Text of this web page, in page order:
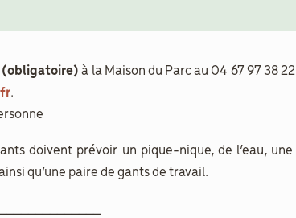
à la Maison du Parc au 04 67 97 38
.
doivent prévoir un pique-nique, de l’eau,
qu’une paire de gants de travail.